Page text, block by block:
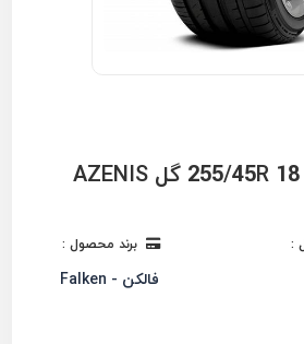
لاستیک فالکن 255/45R 18 گل AZENIS
: برند محصول :
فالکن - Falken